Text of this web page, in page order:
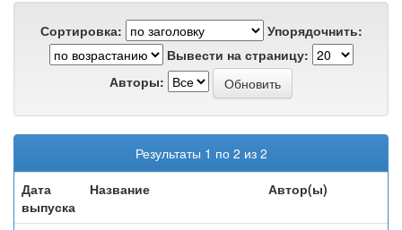
Сортировка:
Упорядочнить:
Вывести на страницу:
Авторы:
Результаты 1 по 2 из 2
Дата
выпуска
Название Автор(ы)